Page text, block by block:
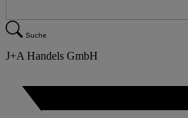
Suche
J+A Handels GmbH